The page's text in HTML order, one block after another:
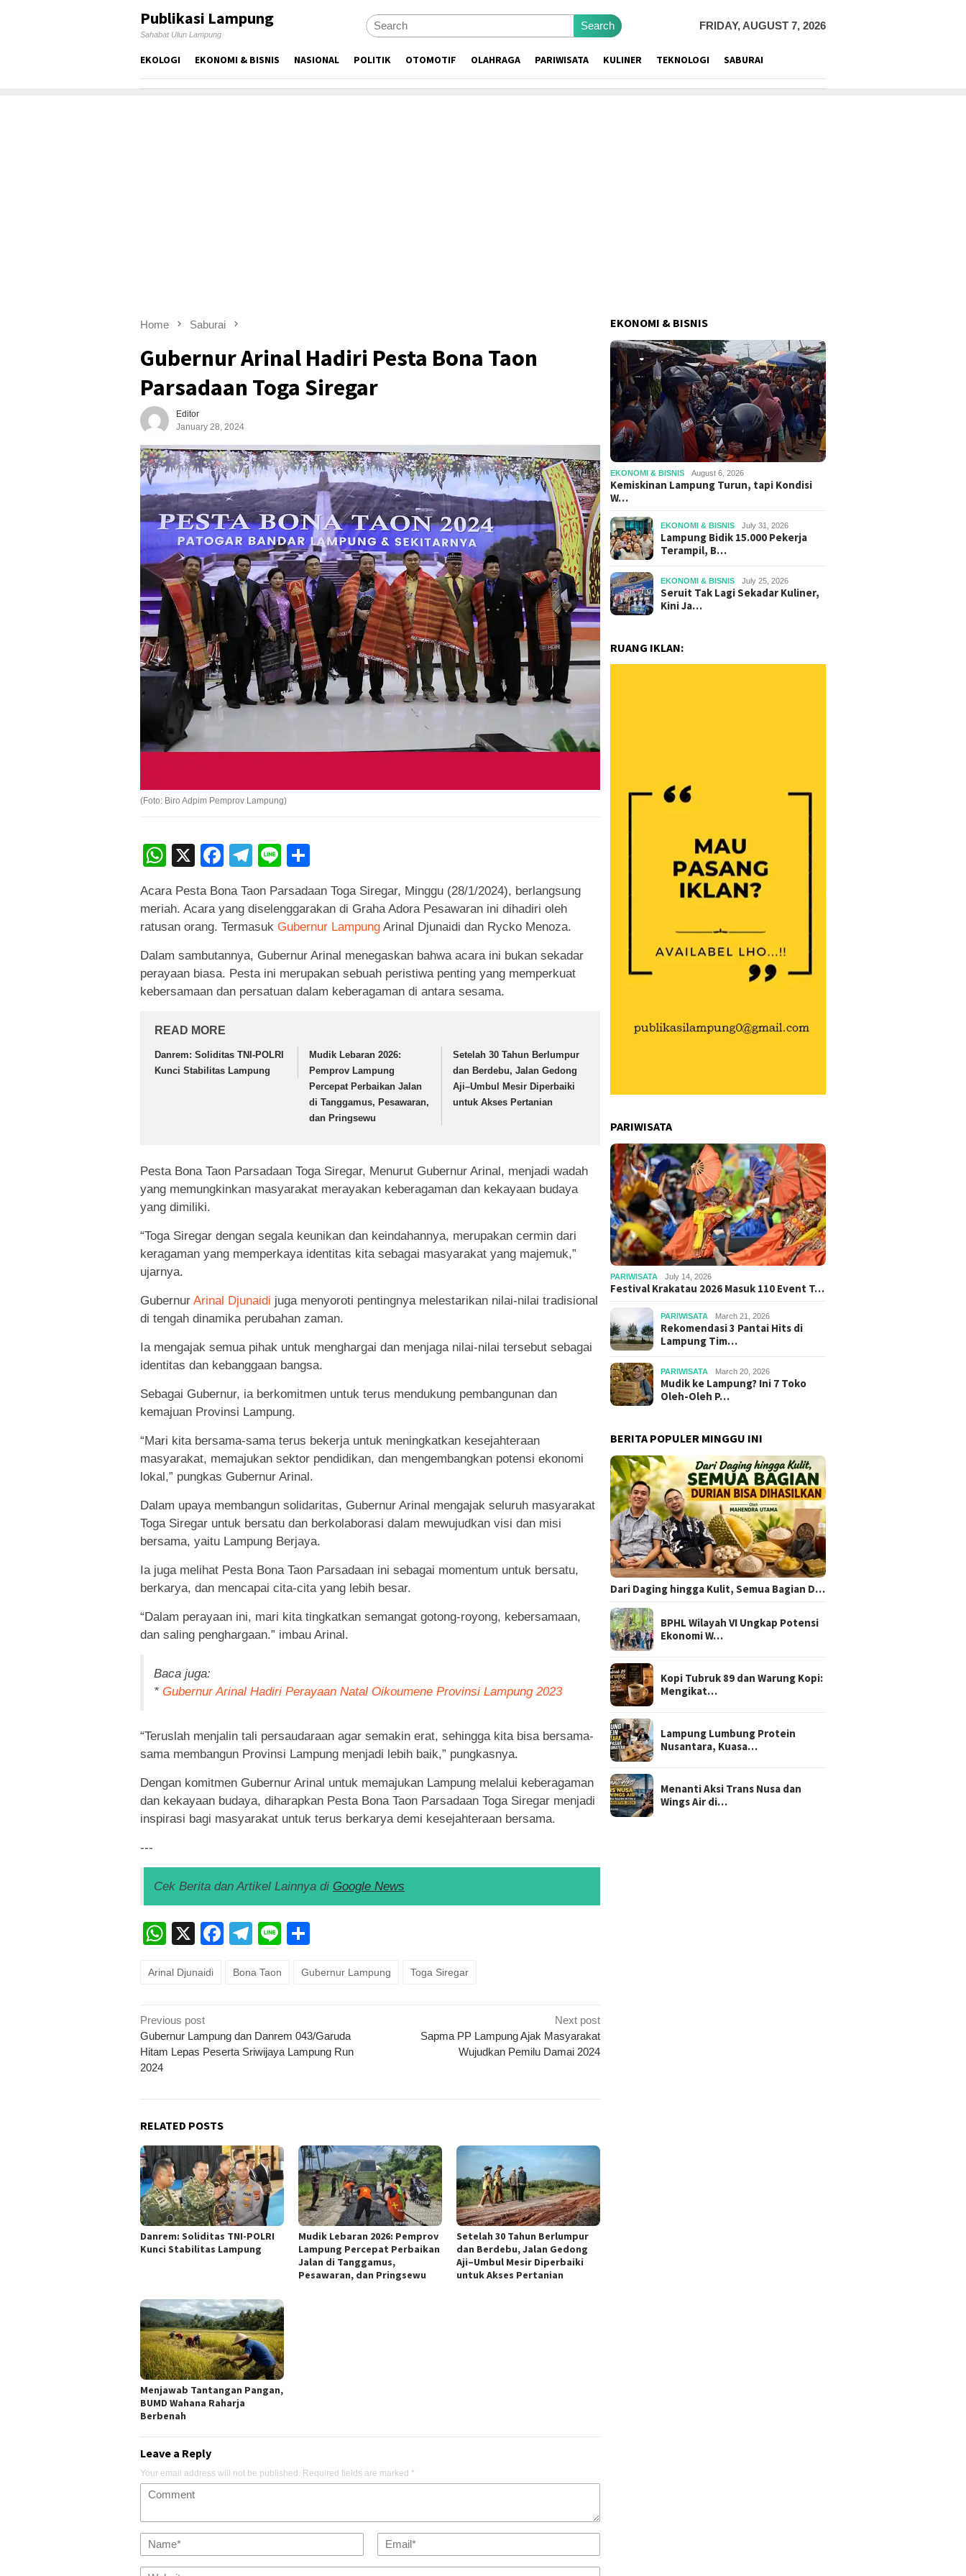
Publikasi Lampung
Sahabat Ulun Lampung
Search FRIDAY, AUGUST 7, 2026
EKOLOGI EKONOMI & BISNIS NASIONAL POLITIK OTOMOTIF OLAHRAGA PARIWISATA KULINER TEKNOLOGI SABURAI
Home Saburai
Gubernur Arinal Hadiri Pesta Bona Taon
Parsadaan Toga Siregar
Editor
January 28, 2024
(Foto: Biro Adpim Pemprov Lampung)
WhatsApp
X Facebook
Telegram
Line
Acara Pesta Bona Taon Parsadaan Toga Siregar, Minggu (28/1/2024), berlangsung
meriah. Acara yang diselenggarakan di Graha Adora Pesawaran ini dihadiri oleh
ratusan orang. Termasuk Gubernur Lampung Arinal Djunaidi dan Rycko Menoza.
Dalam sambutannya, Gubernur Arinal menegaskan bahwa acara ini bukan sekadar
perayaan biasa. Pesta ini merupakan sebuah peristiwa penting yang memperkuat
kebersamaan dan persatuan dalam keberagaman di antara sesama.
READ MORE
Danrem: Soliditas TNI-POLRI
Kunci Stabilitas Lampung
Mudik Lebaran 2026:
Pemprov Lampung
Percepat Perbaikan Jalan
di Tanggamus, Pesawaran,
dan Pringsewu
Setelah 30 Tahun Berlumpur
dan Berdebu, Jalan Gedong
Aji–Umbul Mesir Diperbaiki
untuk Akses Pertanian
Pesta Bona Taon Parsadaan Toga Siregar, Menurut Gubernur Arinal, menjadi wadah
yang memungkinkan masyarakat merayakan keberagaman dan kekayaan budaya
yang dimiliki.
“Toga Siregar dengan segala keunikan dan keindahannya, merupakan cermin dari
keragaman yang memperkaya identitas kita sebagai masyarakat yang majemuk,”
ujarnya.
Gubernur Arinal Djunaidi juga menyoroti pentingnya melestarikan nilai-nilai tradisional
di tengah dinamika perubahan zaman.
Ia mengajak semua pihak untuk menghargai dan menjaga nilai-nilai tersebut sebagai
identitas dan kebanggaan bangsa.
Sebagai Gubernur, ia berkomitmen untuk terus mendukung pembangunan dan
kemajuan Provinsi Lampung.
“Mari kita bersama-sama terus bekerja untuk meningkatkan kesejahteraan
masyarakat, memajukan sektor pendidikan, dan mengembangkan potensi ekonomi
lokal,” pungkas Gubernur Arinal.
Dalam upaya membangun solidaritas, Gubernur Arinal mengajak seluruh masyarakat
Toga Siregar untuk bersatu dan berkolaborasi dalam mewujudkan visi dan misi
bersama, yaitu Lampung Berjaya.
Ia juga melihat Pesta Bona Taon Parsadaan ini sebagai momentum untuk bersatu,
berkarya, dan mencapai cita-cita yang lebih besar.
“Dalam perayaan ini, mari kita tingkatkan semangat gotong-royong, kebersamaan,
dan saling penghargaan.” imbau Arinal.
Baca juga:
* Gubernur Arinal Hadiri Perayaan Natal Oikoumene Provinsi Lampung 2023
“Teruslah menjalin tali persaudaraan agar semakin erat, sehingga kita bisa bersama-
sama membangun Provinsi Lampung menjadi lebih baik,” pungkasnya.
Dengan komitmen Gubernur Arinal untuk memajukan Lampung melalui keberagaman
dan kekayaan budaya, diharapkan Pesta Bona Taon Parsadaan Toga Siregar menjadi
inspirasi bagi masyarakat untuk terus berkarya demi kesejahteraan bersama.
---
Cek Berita dan Artikel Lainnya di Google News
WhatsApp
X Facebook
Telegram
Line
Arinal Djunaidi Bona Taon Gubernur Lampung Toga Siregar
Post
navigation
Previous post
Gubernur Lampung dan Danrem 043/Garuda
Hitam Lepas Peserta Sriwijaya Lampung Run
2024
Next post
Sapma PP Lampung Ajak Masyarakat
Wujudkan Pemilu Damai 2024
RELATED POSTS
Danrem: Soliditas TNI-POLRI
Kunci Stabilitas Lampung
Mudik Lebaran 2026: Pemprov
Lampung Percepat Perbaikan
Jalan di Tanggamus,
Pesawaran, dan Pringsewu
Setelah 30 Tahun Berlumpur
dan Berdebu, Jalan Gedong
Aji–Umbul Mesir Diperbaiki
untuk Akses Pertanian
Menjawab Tantangan Pangan,
BUMD Wahana Raharja
Berbenah
Leave a Reply
Your email address will not be published. Required fields are marked *
EKONOMI & BISNIS
EKONOMI & BISNIS August 6, 2026
Kemiskinan Lampung Turun, tapi Kondisi
W…
EKONOMI & BISNIS July 31, 2026
Lampung Bidik 15.000 Pekerja
Terampil, B…
EKONOMI & BISNIS July 25, 2026
Seruit Tak Lagi Sekadar Kuliner,
Kini Ja…
RUANG IKLAN:
PARIWISATA
PARIWISATA July 14, 2026
Festival Krakatau 2026 Masuk 110 Event T…
PARIWISATA March 21, 2026
Rekomendasi 3 Pantai Hits di
Lampung Tim…
PARIWISATA March 20, 2026
Mudik ke Lampung? Ini 7 Toko
Oleh-Oleh P…
BERITA POPULER MINGGU INI
Dari Daging hingga Kulit, Semua Bagian D…
BPHL Wilayah VI Ungkap Potensi
Ekonomi W…
Kopi Tubruk 89 dan Warung Kopi:
Mengikat…
Lampung Lumbung Protein
Nusantara, Kuasa…
Menanti Aksi Trans Nusa dan
Wings Air di…